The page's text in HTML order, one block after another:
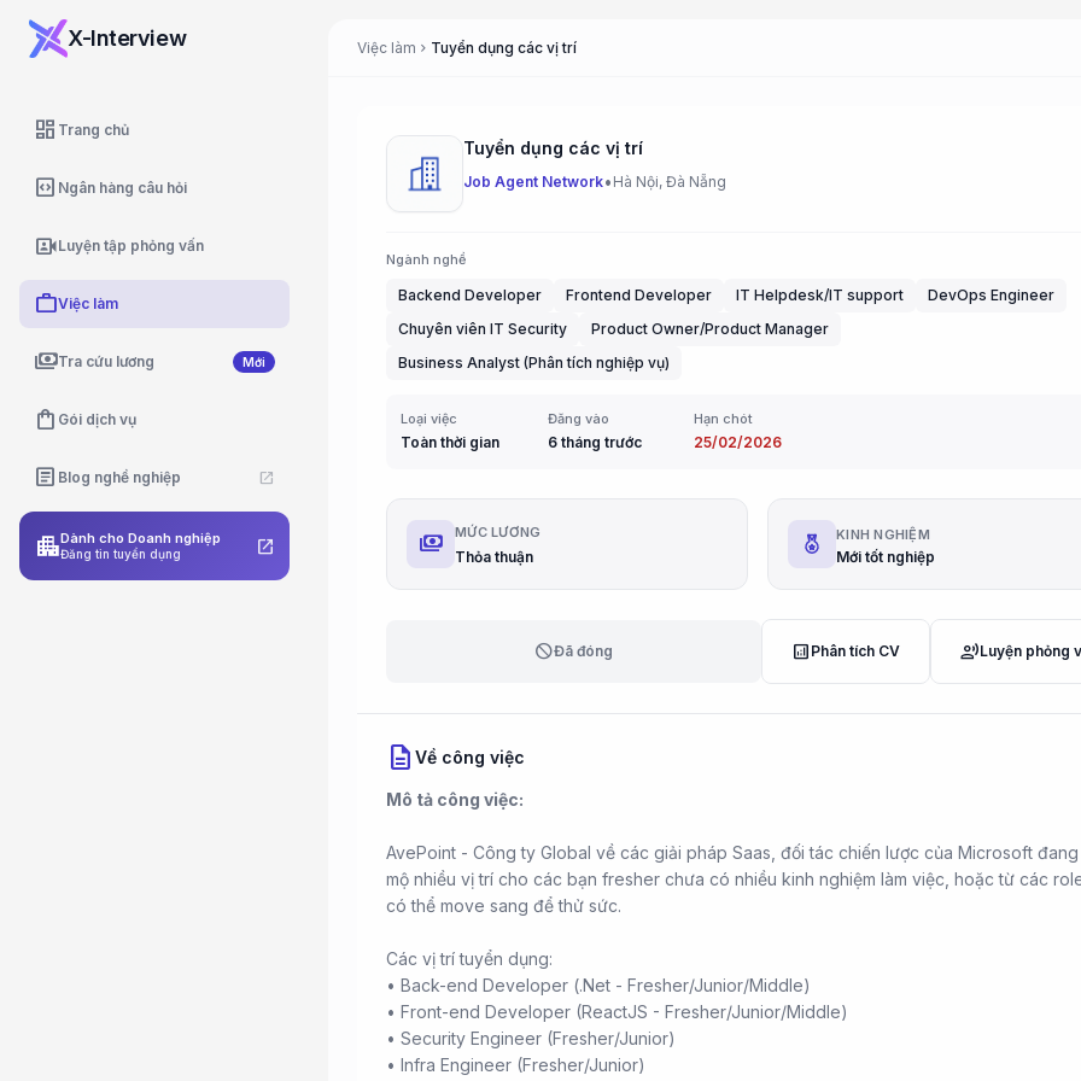
X-Interview
dashboard Trang chủ
code_blocks Ngân hàng câu hỏi
video_camera_frontLuyện tập phỏng vấn
workViệc làm
paymentsTra cứu lương Mới
shopping_bag Gói dịch vụ
article Blog nghề nghiệp open_in_new
apartmentDành cho Doanh nghiệp
Đăng tin tuyển dụng open_in_new
Việc làm chevron_right Tuyển dụng các vị trí
Tuyển dụng các vị trí
Job Agent Network• Hà Nội, Đà Nẵng
Ngành nghề
Backend Developer Frontend Developer IT Helpdesk/IT support
DevOps Engineer
Chuyên viên IT Security
Product Owner/Product Manager
Business Analyst (Phân tích nghiệp vụ)
Loại việc
Toàn thời gian
Đăng vào
6 tháng trước
Hạn chót
25/02/2026
payments MỨC LƯƠNG
Thỏa thuận
KINH NGHIỆM
Mới tốt nghiệp
blockĐã đóng analytics Phân tích CV record_voice_overLuyện phỏng
description Về công việc
Mô tả công việc:
AvePoint - Công ty Global về các giải pháp Saas, đối tác chiến lược của Microsoft
mộ nhiều vị trí cho các bạn fresher chưa có nhiều kinh nghiệm làm việc, hoặc từ các
có thể move sang để thử sức.
Các vị trí tuyển dụng:
• Back-end Developer (.Net - Fresher/Junior/Middle)
• Front-end Developer (ReactJS - Fresher/Junior/Middle)
• Security Engineer (Fresher/Junior)
• Infra Engineer (Fresher/Junior)